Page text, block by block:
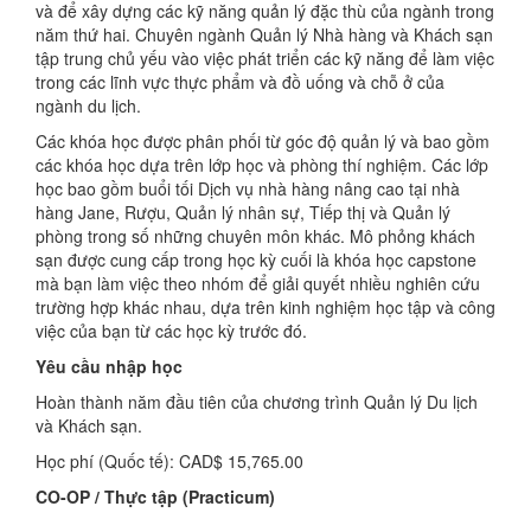
và để xây dựng các kỹ năng quản lý đặc thù của ngành trong
năm thứ hai. Chuyên ngành Quản lý Nhà hàng và Khách sạn
tập trung chủ yếu vào việc phát triển các kỹ năng để làm việc
trong các lĩnh vực thực phẩm và đồ uống và chỗ ở của
ngành du lịch.
Các khóa học được phân phối từ góc độ quản lý và bao gồm
các khóa học dựa trên lớp học và phòng thí nghiệm. Các lớp
học bao gồm buổi tối Dịch vụ nhà hàng nâng cao tại nhà
hàng Jane, Rượu, Quản lý nhân sự, Tiếp thị và Quản lý
phòng trong số những chuyên môn khác. Mô phỏng khách
sạn được cung cấp trong học kỳ cuối là khóa học capstone
mà bạn làm việc theo nhóm để giải quyết nhiều nghiên cứu
trường hợp khác nhau, dựa trên kinh nghiệm học tập và công
việc của bạn từ các học kỳ trước đó.
Yêu cầu nhập học
Hoàn thành năm đầu tiên của chương trình Quản lý Du lịch
và Khách sạn.
Học phí (Quốc tế): CAD$ 15,765.00
CO-OP / Thực tập (Practicum)